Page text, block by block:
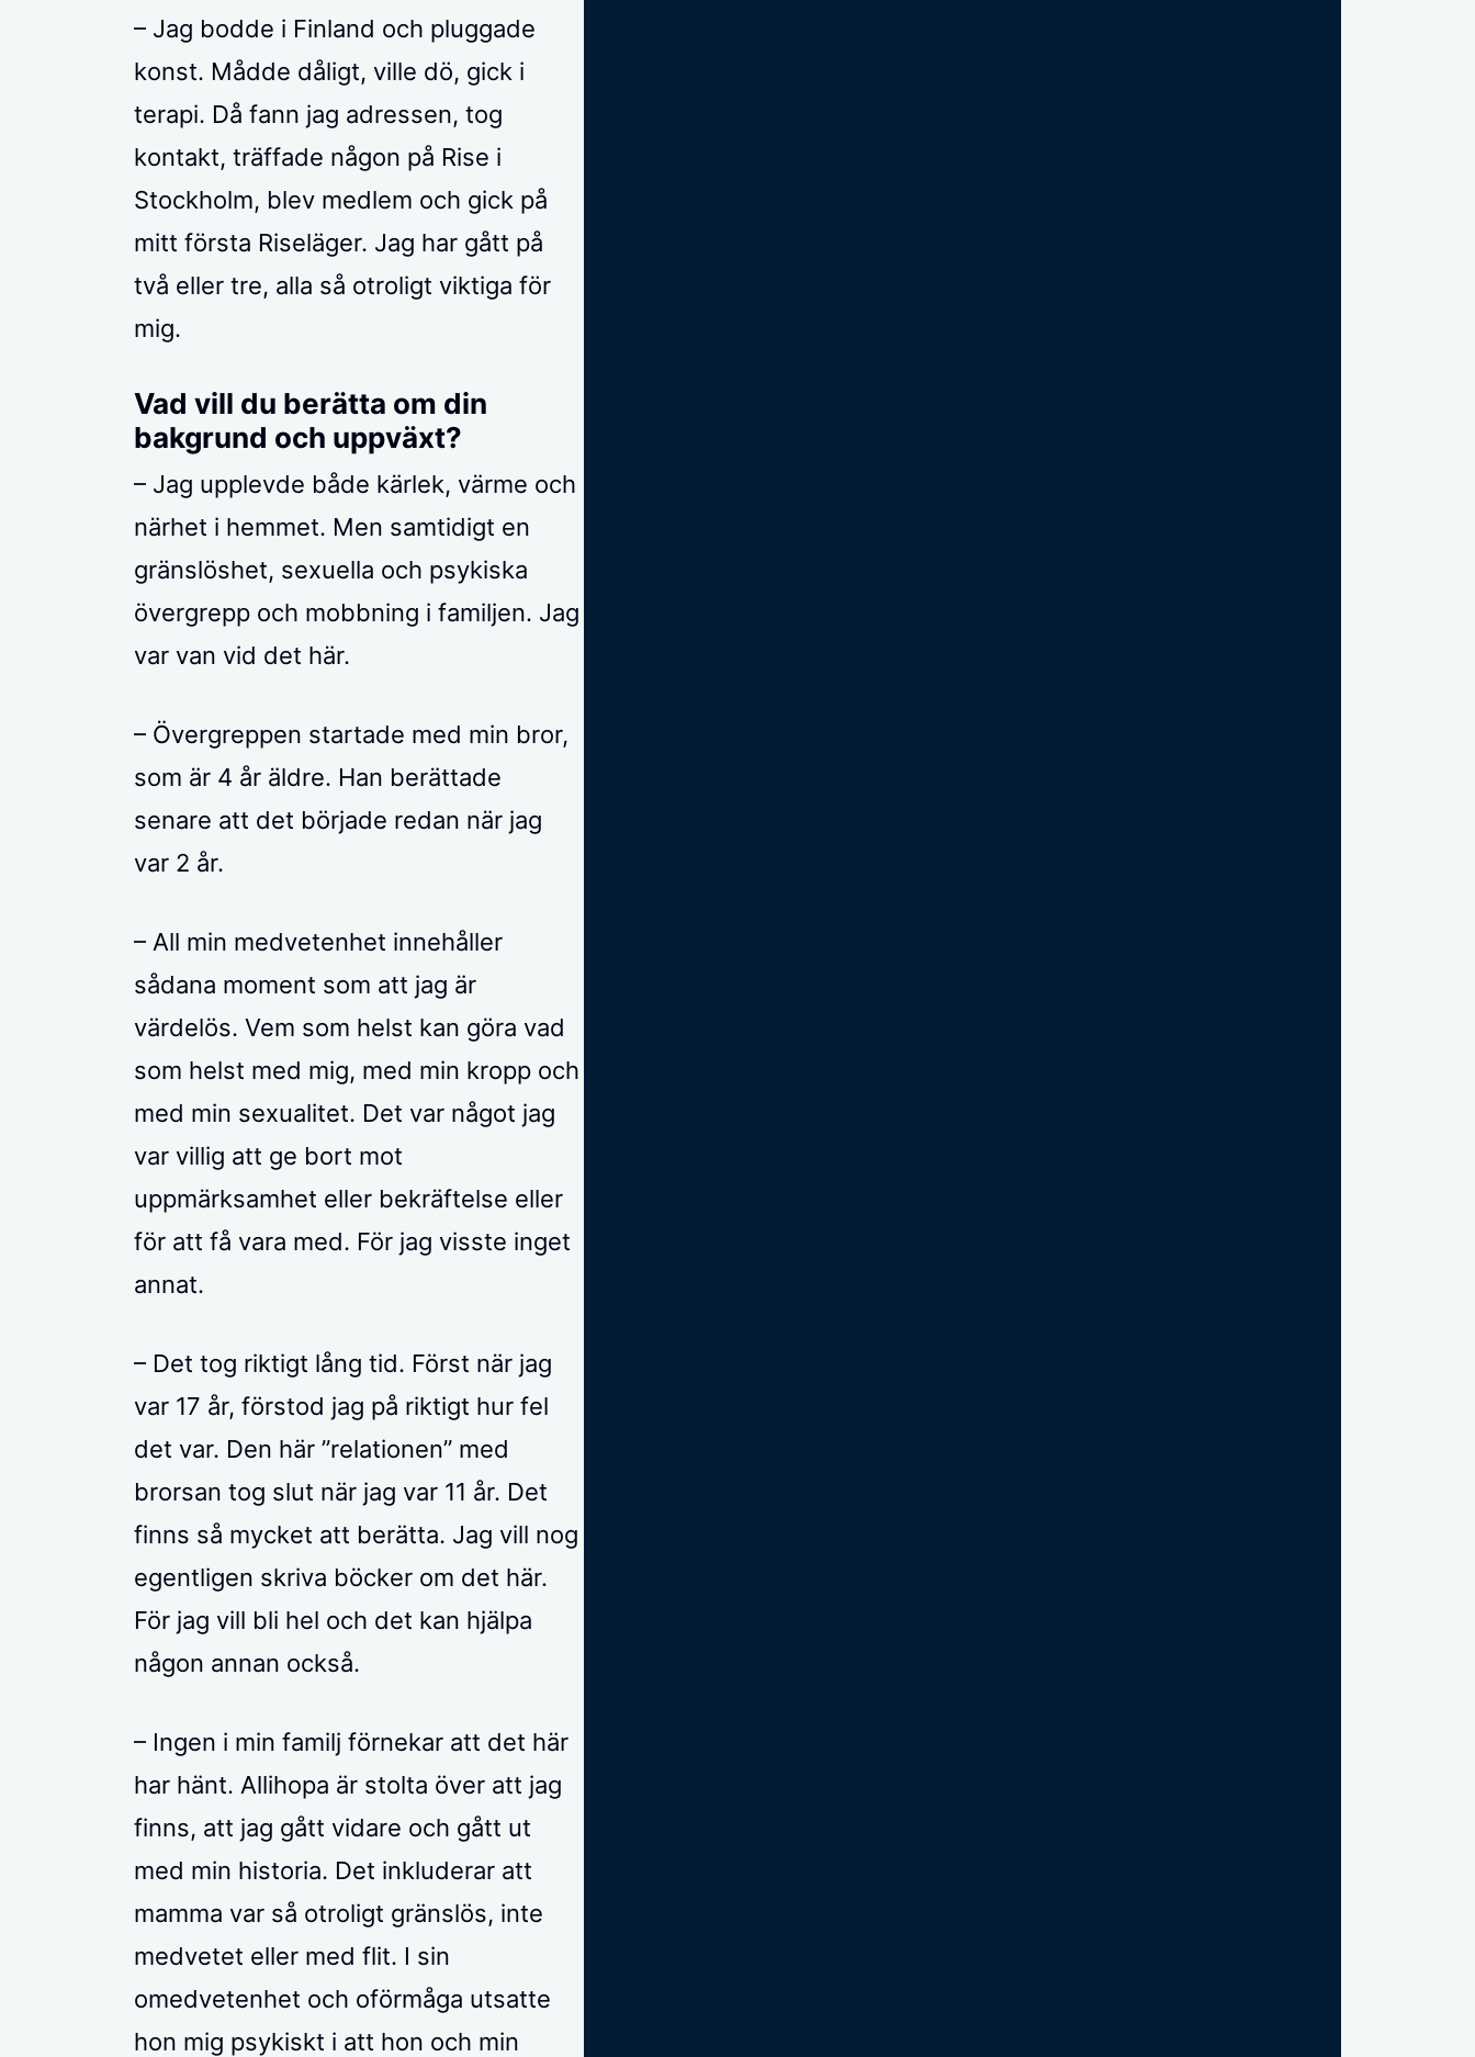
– Jag bodde i Finland och pluggade
konst. Mådde dåligt, ville dö, gick i
terapi. Då fann jag adressen, tog
kontakt, träffade någon på Rise i
Stockholm, blev medlem och gick på
mitt första Riseläger. Jag har gått på
två eller tre, alla så otroligt viktiga för
mig.
Vad vill du berätta om din
bakgrund och uppväxt?
– Jag upplevde både kärlek, värme och
närhet i hemmet. Men samtidigt en
gränslöshet, sexuella och psykiska
övergrepp och mobbning i familjen. Jag
var van vid det här.
– Övergreppen startade med min bror,
som är 4 år äldre. Han berättade
senare att det började redan när jag
var 2 år.
– All min medvetenhet innehåller
sådana moment som att jag är
värdelös. Vem som helst kan göra vad
som helst med mig, med min kropp och
med min sexualitet. Det var något jag
var villig att ge bort mot
uppmärksamhet eller bekräftelse eller
för att få vara med. För jag visste inget
annat.
– Det tog riktigt lång tid. Först när jag
var 17 år, förstod jag på riktigt hur fel
det var. Den här ”relationen” med
brorsan tog slut när jag var 11 år. Det
finns så mycket att berätta. Jag vill nog
egentligen skriva böcker om det här.
För jag vill bli hel och det kan hjälpa
någon annan också.
– Ingen i min familj förnekar att det här
har hänt. Allihopa är stolta över att jag
finns, att jag gått vidare och gått ut
med min historia. Det inkluderar att
mamma var så otroligt gränslös, inte
medvetet eller med flit. I sin
omedvetenhet och oförmåga utsatte
hon mig psykiskt i att hon och min